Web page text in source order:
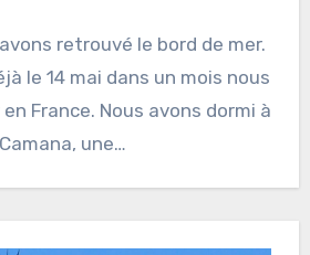
retrouvé le bord de mer.
le 14 mai dans un mois nous
France. Nous avons dormi à
Camana, une…